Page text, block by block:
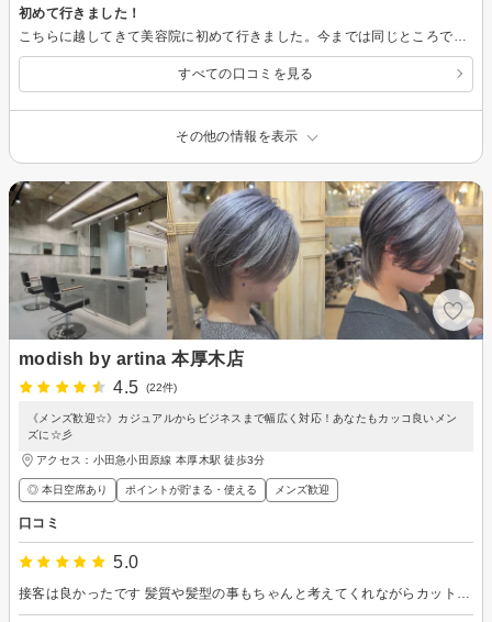
初めて行きました！
すべての口コミを見る
その他の情報を表示
modish by artina 本厚木店
4.5
(22件)
《メンズ歓迎☆》カジュアルからビジネスまで幅広く対応！あなたもカッコ良いメン
ズに☆彡
アクセス：小田急小田原線 本厚木駅 徒歩3分
◎ 本日空席あり ポイントが貯まる・使える メンズ歓迎
口コミ
5.0